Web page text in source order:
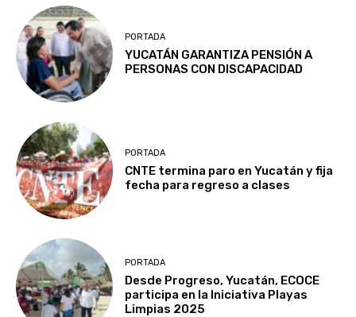
PORTADA
YUCATÁN GARANTIZA PENSIÓN A
PERSONAS CON DISCAPACIDAD
PORTADA
CNTE termina paro en Yucatán y fija
fecha para regreso a clases
PORTADA
Desde Progreso, Yucatán, ECOCE
participa en la Iniciativa Playas
Limpias 2025